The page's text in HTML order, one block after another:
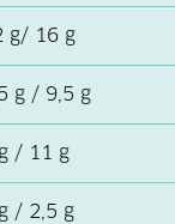
g/ 16 g
g / 9,5 g
/ 11 g
/ 2,5 g